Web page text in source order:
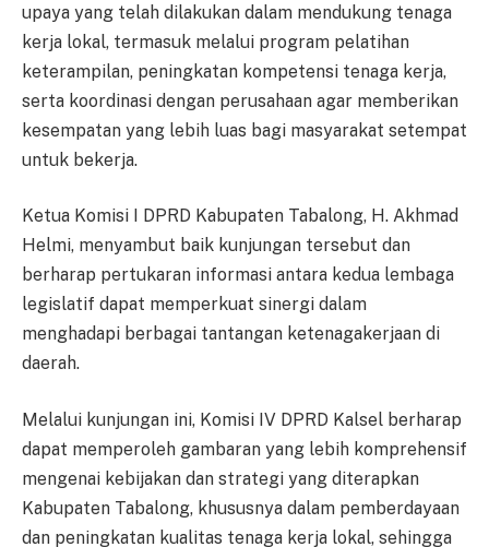
upaya yang telah dilakukan dalam mendukung tenaga
kerja lokal, termasuk melalui program pelatihan
keterampilan, peningkatan kompetensi tenaga kerja,
serta koordinasi dengan perusahaan agar memberikan
kesempatan yang lebih luas bagi masyarakat setempat
untuk bekerja.
Ketua Komisi I DPRD Kabupaten Tabalong, H. Akhmad
Helmi, menyambut baik kunjungan tersebut dan
berharap pertukaran informasi antara kedua lembaga
legislatif dapat memperkuat sinergi dalam
menghadapi berbagai tantangan ketenagakerjaan di
daerah.
Melalui kunjungan ini, Komisi IV DPRD Kalsel berharap
dapat memperoleh gambaran yang lebih komprehensif
mengenai kebijakan dan strategi yang diterapkan
Kabupaten Tabalong, khususnya dalam pemberdayaan
dan peningkatan kualitas tenaga kerja lokal, sehingga